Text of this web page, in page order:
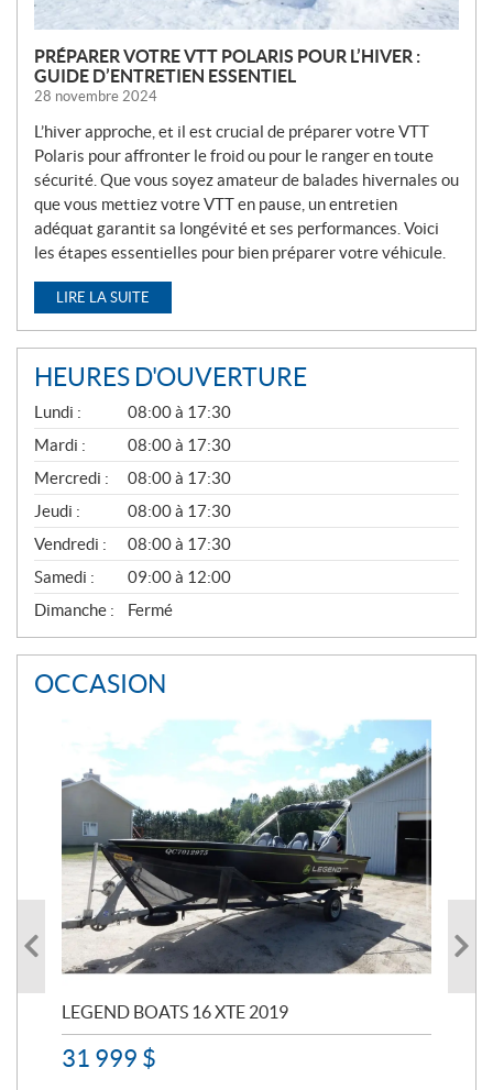
PRÉPARER VOTRE VTT POLARIS POUR L’HIVER :
GUIDE D’ENTRETIEN ESSENTIEL
28 novembre 2024
L’hiver approche, et il est crucial de préparer votre VTT
Polaris pour affronter le froid ou pour le ranger en toute
sécurité. Que vous soyez amateur de balades hivernales ou
que vous mettiez votre VTT en pause, un entretien
adéquat garantit sa longévité et ses performances. Voici
les étapes essentielles pour bien préparer votre véhicule.
LIRE LA SUITE
HEURES D'OUVERTURE
G
É
N
É
R
A
L
Lundi :
08:00 à 17:30
Mardi :
08:00 à 17:30
Mercredi :
08:00 à 17:30
Jeudi :
08:00 à 17:30
Vendredi :
08:00 à 17:30
Samedi :
09:00 à 12:00
Dimanche :
Fermé
OCCASION
LEGEND BOATS 16 XTE 2019
31 999 $